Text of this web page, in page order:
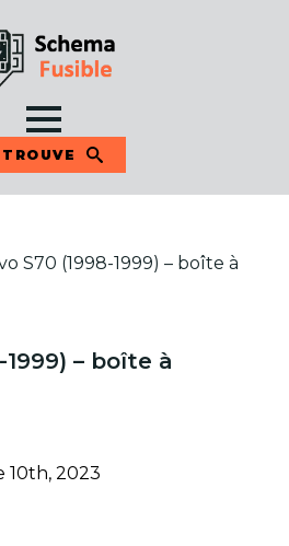
TROUVE
S70 (1998-1999) – boîte à
1999) – boîte à
10th, 2023